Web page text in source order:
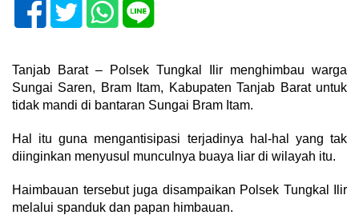
Tanjab Barat – Polsek Tungkal Ilir menghimbau warga
Sungai Saren, Bram Itam, Kabupaten Tanjab Barat untuk
tidak mandi di bantaran Sungai Bram Itam.
Hal itu guna mengantisipasi terjadinya hal-hal yang tak
diinginkan menyusul munculnya buaya liar di wilayah itu.
Haimbauan tersebut juga disampaikan Polsek Tungkal Ilir
melalui spanduk dan papan himbauan.